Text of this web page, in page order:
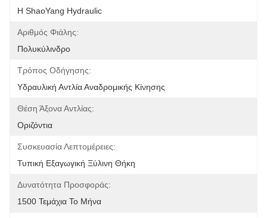
Η ShaoYang Hydraulic
Αριθμός Φιάλης:
Πολυκύλινδρο
Τρόπος Οδήγησης:
Υδραυλική Αντλία Αναδρομικής Κίνησης
Θέση Άξονα Αντλίας:
Οριζόντια
Συσκευασία Λεπτομέρειες:
Τυπική Εξαγωγική Ξύλινη Θήκη
Δυνατότητα Προσφοράς:
1500 Τεμάχια Το Μήνα